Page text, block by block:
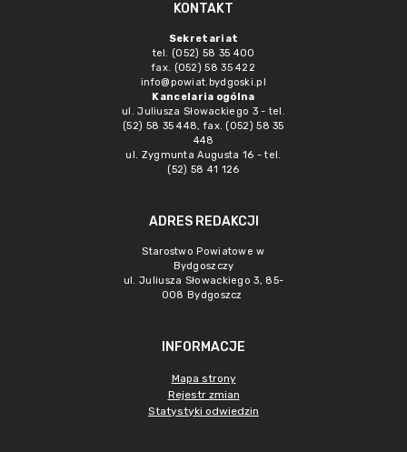
KONTAKT
Sekretariat
tel. (052) 58 35 400
fax. (052) 58 35 422
info@powiat.bydgoski.pl
Kancelaria ogólna
ul. Juliusza Słowackiego 3 - tel.
(52) 58 35 448, fax. (052) 58 35
448
ul. Zygmunta Augusta 16 - tel.
(52) 58 41 126
ADRES REDAKCJI
Starostwo Powiatowe w
Bydgoszczy
ul. Juliusza Słowackiego 3, 85-
008 Bydgoszcz
INFORMACJE
Mapa strony
Rejestr zmian
Statystyki odwiedzin